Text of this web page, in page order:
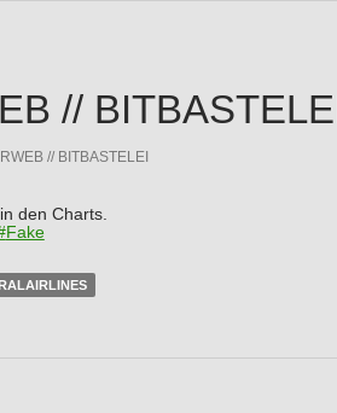
//
// BITBASTELEI
den Charts.
Fake